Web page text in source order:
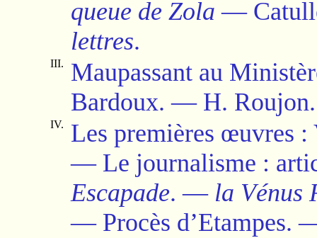
queue de Zola —
lettres.
III.
Maupassant au
Bardoux. — H. Roujon.
IV.
Les premières œuvres :
— Le journalisme :
Escapade. — la Vénus
— Procès d’Etampes.